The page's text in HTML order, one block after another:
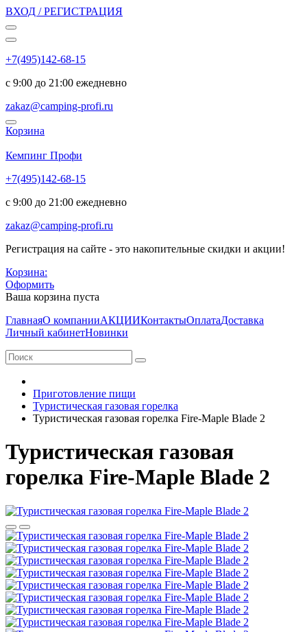
ВХОД / РЕГИСТРАЦИЯ
+7(495)142-68-15
с 9:00 до 21:00 ежедневно
zakaz@camping-profi.ru
Корзина
Кемпинг Профи
+7(495)142-68-15
с 9:00 до 21:00 ежедневно
zakaz@camping-profi.ru
Регистрация на сайте - это накопительные скидки и акции!
Корзина:
Оформить
Ваша корзина пуста
ГлавнаяО компанииАКЦИИКонтактыОплатаДоставка
Личный кабинетНовинки
Приготовление пищи
Туристическая газовая горелка
Туристическая газовая горелка Fire-Maple Blade 2
Туристическая газовая
горелка Fire-Maple Blade 2